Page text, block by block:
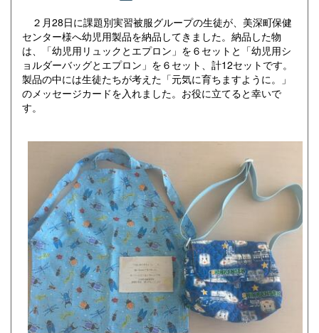
２月28日に課題別実習被服グループの生徒が、美深町保健
センター様へ幼児用製品を納品してきました。納品した物
は、「幼児用リュックとエプロン」を６セットと「幼児用シ
ョルダーバッグとエプロン」を６セット、計12セットです。
製品の中には生徒たちが考えた「元気に育ちますように。」
のメッセージカードを入れました。お役に立てると幸いで
す。